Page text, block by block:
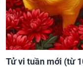
Tử vi tuần mới (từ